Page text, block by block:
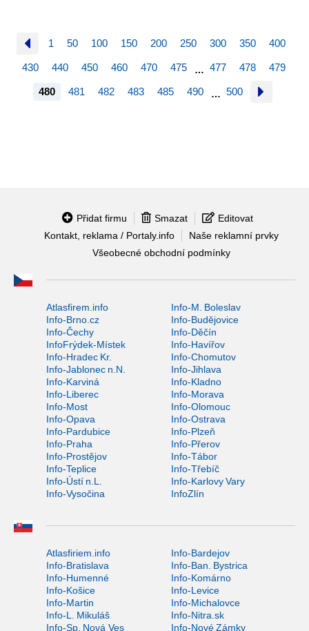
1 50 100 150 200 250 300 350 400
430 440 450 460 470 475 … 477 478 479
480 481 482 483 485 490 … 500
Přidat firmu Smazat
Editovat
Kontakt, reklama / Portaly.info
Naše reklamní prvky
Všeobecné obchodní podmínky
Atlasfirem.info
Info-M. Boleslav
Info-Brno.cz
Info-Budějovice
Info-Čechy
Info-Děčín
InfoFrýdek-Místek
Info-Havířov
Info-Hradec Kr.
Info-Chomutov
Info-Jablonec n.N.
Info-Jihlava
Info-Karviná
Info-Kladno
Info-Liberec
Info-Morava
Info-Most
Info-Olomouc
Info-Opava
Info-Ostrava
Info-Pardubice
Info-Plzeň
Info-Praha
Info-Přerov
Info-Prostějov
Info-Tábor
Info-Teplice
Info-Třebíč
Info-Ústí n.L.
Info-Karlovy Vary
Info-Vysočina
InfoZlín
Atlasfiriem.info
Info-Bardejov
Info-Bratislava
Info-Ban. Bystrica
Info-Humenné
Info-Komárno
Info-Košice
Info-Levice
Info-Martin
Info-Michalovce
Info-L. Mikuláš
Info-Nitra.sk
Info-Sp. Nová Ves
Info-Nové Zámky